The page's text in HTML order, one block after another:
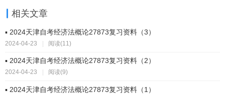
相关文章
▪ 2024天津自考经济法概论27873复习资料（3）
2024-04-23 | 阅读(11)
▪ 2024天津自考经济法概论27873复习资料（2）
2024-04-23 阅读(9)
▪ 2024天津自考经济法概论27873复习资料（1）